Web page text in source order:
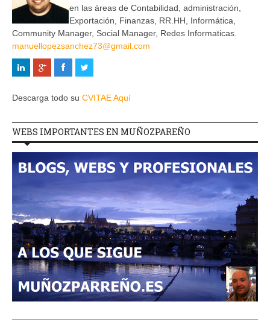
en las áreas de Contabilidad, administración,
Exportación, Finanzas, RR.HH, Informática,
Community Manager, Social Manager, Redes Informaticas.
manuellopezsanchez73@gmail.com
Descarga todo su CVITAE Aquí
WEBS IMPORTANTES EN MUÑOZPAREÑO